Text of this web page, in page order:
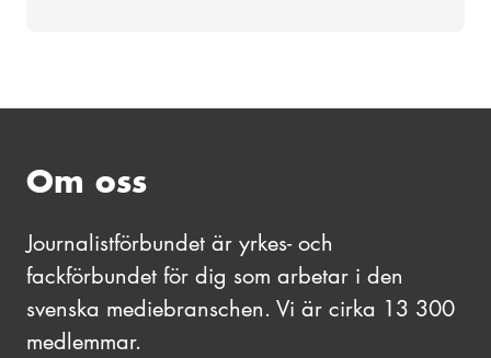
Om oss
Journalistförbundet är yrkes- och
fackförbundet för dig som arbetar i den
svenska mediebranschen. Vi är cirka 13 300
medlemmar.